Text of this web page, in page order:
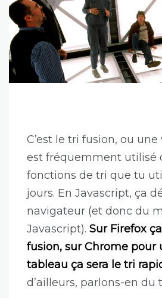
C’est le tri fusion, ou
est fréquemment utilisé
fonctions de tri que tu
jours. En Javascript, ça
navigateur (et donc du
Javascript). Sur Firefox
fusion, sur Chrome pour
tableau ça sera le tri
d’ailleurs, parlons-en du